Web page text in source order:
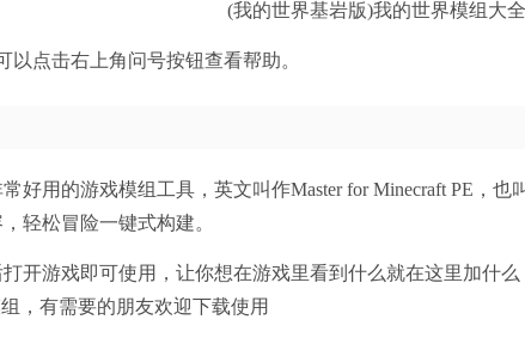
点击右上角问号按钮查看帮助。
好用的游戏模组工具，英文叫作Master for Minecraft PE，
轻松冒险一键式构建。
开游戏即可使用，让你想在游戏里看到什么就在这里加什
，有需要的朋友欢迎下载使用